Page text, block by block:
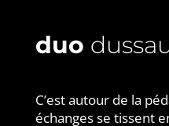
duo
C’est autour de la
échanges se tissent